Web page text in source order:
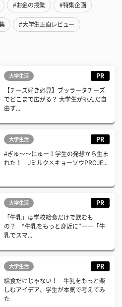
#お金の授業 #特集企画
#大学生正直レビュー
大学生活 PR
【チーズ好き必見】ブッラータチーズ
でどこまで広がる？ 大学生が挑んだ自
由す...
大学生活 PR
#ぎゅ〜〜にゅー！学生の発想から生ま
れた！ Jミルク×キョーソウPROJE...
大学生活 PR
「牛乳」は学校給食だけで飲むも
の？ “牛乳をもっと身近に”――「牛
乳でスマ...
大学生活 PR
給食だけじゃない！ 牛乳をもっと楽
しむアイデア、学生が本気で考えてみ
た